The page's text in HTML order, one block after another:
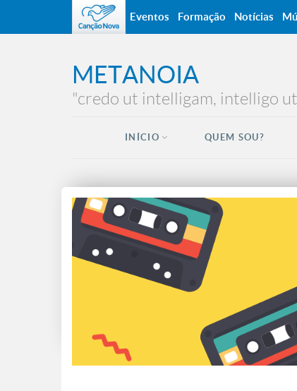
METANOIA
"credo ut intelligam, intelligo
INÍCIO QUEM SOU?
Eventos Formação Notícias